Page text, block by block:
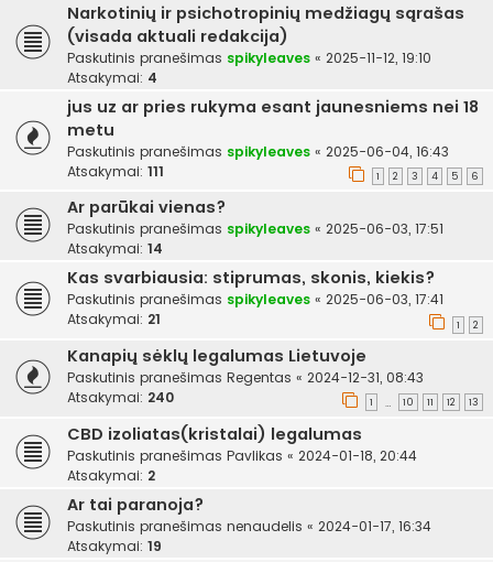
Narkotinių ir psichotropinių medžiagų sąrašas
(visada aktuali redakcija)
Paskutinis pranešimas spikyleaves « 2025-11-12, 19:10
Atsakymai: 4
jus uz ar pries rukyma esant jaunesniems nei 18
metu
Paskutinis pranešimas spikyleaves « 2025-06-04, 16:43
Atsakymai: 111 1 2 3 4 5 6
Ar parūkai vienas?
Paskutinis pranešimas spikyleaves « 2025-06-03, 17:51
Atsakymai: 14
Kas svarbiausia: stiprumas, skonis, kiekis?
Paskutinis pranešimas spikyleaves « 2025-06-03, 17:41
Atsakymai: 21 1 2
Kanapių sėklų legalumas Lietuvoje
Paskutinis pranešimas Regentas « 2024-12-31, 08:43
Atsakymai: 240 1 … 10 11 12 13
CBD izoliatas(kristalai) legalumas
Paskutinis pranešimas Pavlikas « 2024-01-18, 20:44
Atsakymai: 2
Ar tai paranoja?
Paskutinis pranešimas nenaudelis « 2024-01-17, 16:34
Atsakymai: 19